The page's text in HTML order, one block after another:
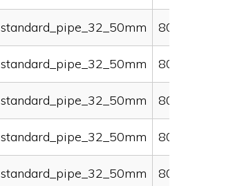
standard_pipe_32_50mm 80000
standard_pipe_32_50mm 80000
standard_pipe_32_50mm 80000
standard_pipe_32_50mm 80000
standard_pipe_32_50mm 80000